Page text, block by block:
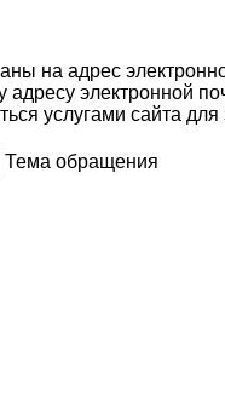
на адрес
адресу электронной
услугами сайта
Тема обращения